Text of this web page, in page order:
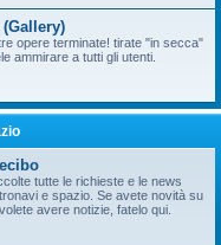
opere terminate! tirate "in secca"
ammirare a tutti gli utenti.
tutte le richieste e le news
e spazio. Se avete novità su
avere notizie, fatelo qui.